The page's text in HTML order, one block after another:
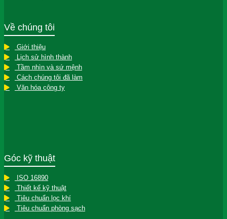
Về chúng tôi
Giới thiệu
Lịch sử hình thành
Tầm nhìn và sứ mệnh
Cách chúng tôi đã làm
Văn hóa công ty
Góc kỹ thuật
ISO 16890
Thiết kế kỹ thuật
Tiêu chuẩn lọc khí
Tiêu chuẩn phòng sạch